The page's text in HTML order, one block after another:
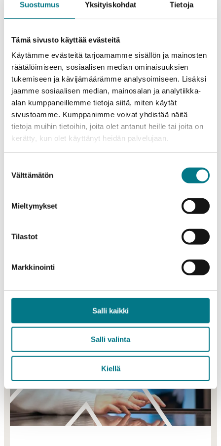
Suostumus Yksityiskohdat Tietoja
Tämä sivusto käyttää evästeitä
Käytämme evästeitä tarjoamamme sisällön ja mainosten
räätälöimiseen, sosiaalisen median ominaisuuksien
tukemiseen ja kävijämäärämme analysoimiseen. Lisäksi
jaamme sosiaalisen median, mainosalan ja analytiikka-
alan kumppaneillemme tietoja siitä, miten käytät
sivustoamme. Kumppanimme voivat yhdistää näitä
tietoja muihin tietoihin, joita olet antanut heille tai joita on
kerätty, kun olet käyttänyt heidän palvelujaan.
valinta
Välttämätön
Mieltymykset
Tilastot
Markkinointi
Salli kaikki
Salli valinta
Kiellä
TKI-ryhmä
Clever Simulation
Entertainment
Clever SE -asiantuntijatiimi on erikoistunut
virtuaalisen ja lisätyn todellisuuden ratkaisujen
soveltavaan tutkimukseen ja kehittämiseen. Meillä on
vahva osaaminen asiakaslähtöisessä
visualisoinnissa sekä immersiivisten ratkaisujen
mahdollistaa tehokkaan sovelluskehityksen